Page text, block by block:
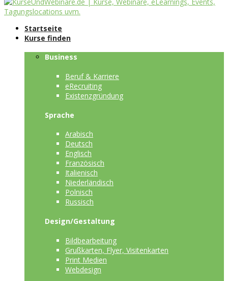
Startseite
Kurse finden
Business
Beruf & Karriere
eRecruiting
Existenzgründung
Sprache
Arabisch
Deutsch
Englisch
Französisch
Italienisch
Niederländisch
Polnisch
Russisch
Design/Gestaltung
Bildbearbeitung
Grußkarten, Flyer, Visitenkarten
Print Medien
Webdesign